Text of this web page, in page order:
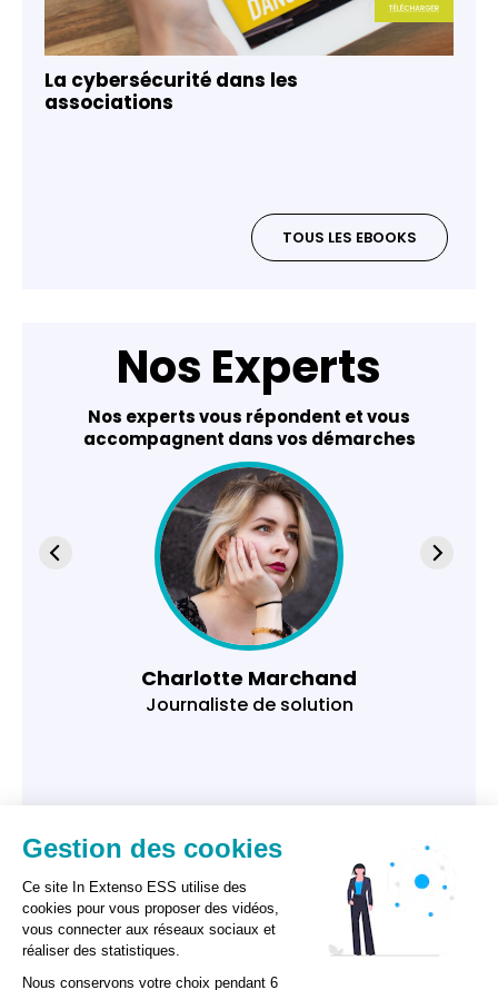
La cybersécurité dans les
associations
TOUS LES EBOOKS
Nos Experts
Nos experts vous répondent et vous
accompagnent dans vos démarches
Charlotte Marchand
Journaliste de solution
Gestion des cookies
Ce site In Extenso ESS utilise des
cookies pour vous proposer des vidéos,
vous connecter aux réseaux sociaux et
réaliser des statistiques.
Nous conservons votre choix pendant 6